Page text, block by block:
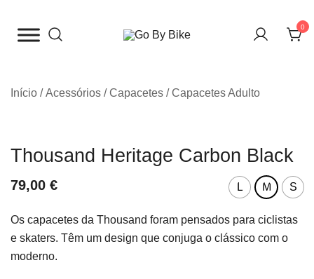
para
0
Início /Acessórios /Capacetes /Capacetes Adulto
Thousand Heritage Carbon Black
79,00 € L M S
Os capacetes da Thousand foram pensados para ciclistas
e skaters. Têm um design que conjuga o clássico com o
moderno.